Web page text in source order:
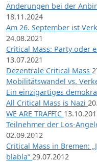
Änderungen bei der
18.11.2024
Am 26. September ist
24.08.2021
Critical Mass: Party oder
13.07.2021
Dezentrale Critical Mass
Mobilitätswandel vs.
Ein einzigartiges
All Critical Mass is Nazi
WE ARE TRAFFIC
Teilnehmer der Los-
02.09.2012
Critical Mass in Bremen:
blabla“ 29.07.2012